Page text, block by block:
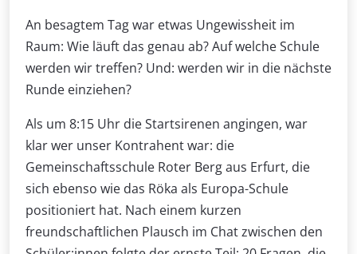
An besagtem Tag war etwas Ungewissheit im
Raum: Wie läuft das genau ab? Auf welche Schule
werden wir treffen? Und: werden wir in die nächste
Runde einziehen?
Als um 8:15 Uhr die Startsirenen angingen, war
klar wer unser Kontrahent war: die
Gemeinschaftsschule Roter Berg aus Erfurt, die
sich ebenso wie das Röka als Europa-Schule
positioniert hat. Nach einem kurzen
freundschaftlichen Plausch im Chat zwischen den